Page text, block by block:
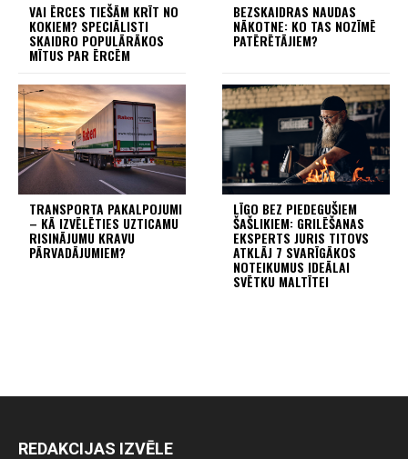
VAI ĒRCES TIEŠĀM KRĪT NO
KOKIEM? SPECIĀLISTI
SKAIDRO POPULĀRĀKOS
MĪTUS PAR ĒRCĒM
BEZSKAIDRAS NAUDAS
NĀKOTNE: KO TAS NOZĪMĒ
PATĒRĒTĀJIEM?
TRANSPORTA PAKALPOJUMI
– KĀ IZVĒLĒTIES UZTICAMU
RISINĀJUMU KRAVU
PĀRVADĀJUMIEM?
LĪGO BEZ PIEDEGUŠIEM
ŠAŠLIKIEM: GRILĒŠANAS
EKSPERTS JURIS TITOVS
ATKLĀJ 7 SVARĪGĀKOS
NOTEIKUMUS IDEĀLAI
SVĒTKU MALTĪTEI
REDAKCIJAS IZVĒLE